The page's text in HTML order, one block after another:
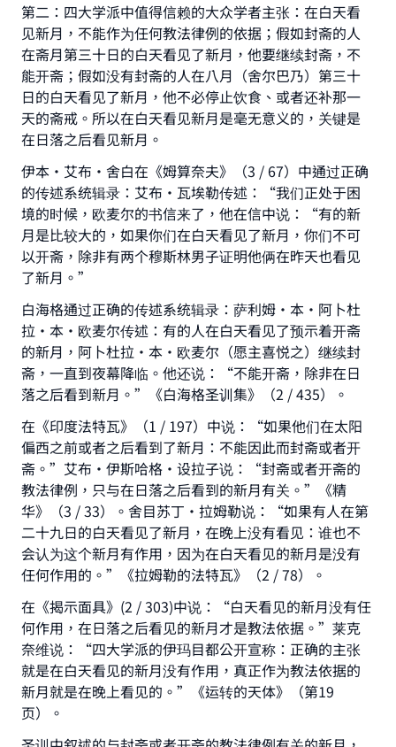
第二：四大学派中值得信赖的大众学者主张：在白天看
见新月，不能作为任何教法律例的依据；假如封斋的人
在斋月第三十日的白天看见了新月，他要继续封斋，不
能开斋；假如没有封斋的人在八月（舍尔巴乃）第三十
日的白天看见了新月，他不必停止饮食、或者还补那一
天的斋戒。所以在白天看见新月是毫无意义的，关键是
在日落之后看见新月。
伊本•艾布•舍白在《姆算奈夫》（3 / 67）中通过正确
的传述系统辑录：艾布•瓦埃勒传述：“我们正处于困
境的时候，欧麦尔的书信来了，他在信中说：“有的新
月是比较大的，如果你们在白天看见了新月，你们不可
以开斋，除非有两个穆斯林男子证明他俩在昨天也看见
了新月。”
白海格通过正确的传述系统辑录：萨利姆•本•阿卜杜
拉•本•欧麦尔传述：有的人在白天看见了预示着开斋
的新月，阿卜杜拉•本•欧麦尔（愿主喜悦之）继续封
斋，一直到夜幕降临。他还说：“不能开斋，除非在日
落之后看到新月。”《白海格圣训集》（2 / 435）。
在《印度法特瓦》（1 / 197）中说：“如果他们在太阳
偏西之前或者之后看到了新月：不能因此而封斋或者开
斋。”艾布•伊斯哈格•设拉子说：“封斋或者开斋的
教法律例，只与在日落之后看到的新月有关。”《精
华》（3 / 33）。舍目苏丁•拉姆勒说：“如果有人在第
二十九日的白天看见了新月，在晚上没有看见：谁也不
会认为这个新月有作用，因为在白天看见的新月是没有
任何作用的。”《拉姆勒的法特瓦》（2 / 78）。
在《揭示面具》(2 / 303)中说：“白天看见的新月没有任
何作用，在日落之后看见的新月才是教法依据。”莱克
奈维说：“四大学派的伊玛目都公开宣称：正确的主张
就是在白天看见的新月没有作用，真正作为教法依据的
新月就是在晚上看见的。”《运转的天体》（第19
页）。